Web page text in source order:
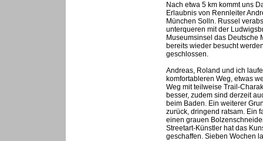
Nach etwa 5 km kommt uns
Erlaubnis von Rennleiter
München Solln. Russel
unterqueren mit der
Museumsinsel das Deutsche
bereits wieder besucht
geschlossen.
Andreas, Roland und ich
komfortableren Weg, etwas
Weg mit teilweise Trail-
besser, zudem sind derzeit
beim Baden. Ein weiterer
zurück, dringend ratsam. Ein
einen grauen
Streetart-Künstler hat das
geschaffen. Sieben Wochen